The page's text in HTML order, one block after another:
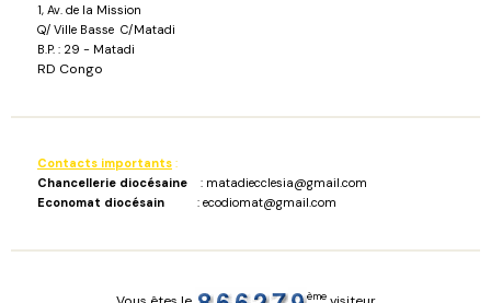
1, Av. de la Mission
Q/ Ville Basse C/Matadi
B.P. : 29 - Matadi
RD Congo
Contacts importants :
Chancellerie diocésaine : matadiecclesia@gmail.com
Economat diocésain : ecodiomat@gmail.com
ème